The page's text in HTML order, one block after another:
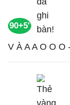
90+5'
V À A A O O O